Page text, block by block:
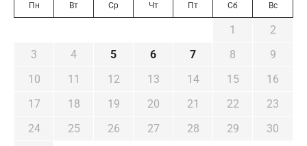
Пн Вт Ср Чт Пт Сб Вс
1
2
3
4 5 6 7 8
9
10
11 12 13 14 15
16
17
18 19 20 21 22
23
24
25 26 27 28 29
30